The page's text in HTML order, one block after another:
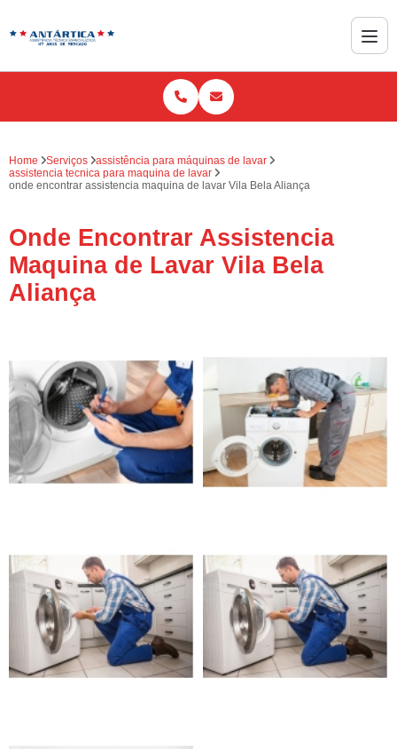
Home Serviços
assistência para máquinas de lavar
assistencia tecnica para maquina de lavar
onde encontrar assistencia maquina de lavar Vila Bela Aliança
Onde Encontrar Assistencia
Maquina de Lavar Vila Bela
Aliança